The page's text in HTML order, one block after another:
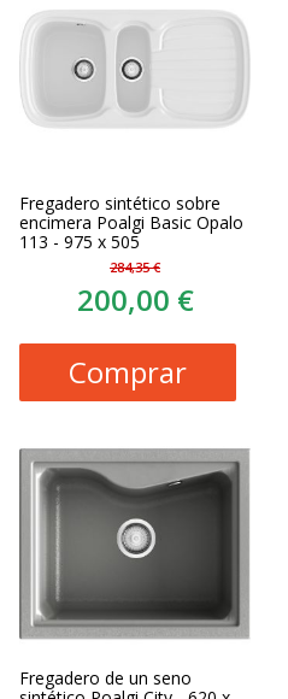
Fregadero sintético sobre
encimera Poalgi Basic Opalo
113 - 975 x 505
284,35 €
200,00 €
Comprar
Fregadero de un seno